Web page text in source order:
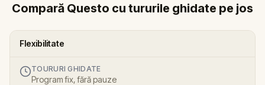
Compară Questo cu tururile ghidate pe jos
Flexibilitate
TOURURI GHIDATE
Program fix, fără pauze